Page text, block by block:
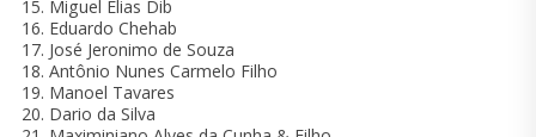
Miguel Elias Dib
Eduardo Chehab
José Jeronimo de Souza
Antônio Nunes Carmelo Filho
Manoel Tavares
Dario da Silva